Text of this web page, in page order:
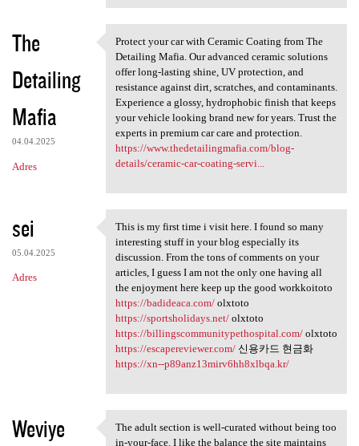
The
Detailing
Mafia
04.04.2025
Adres
Protect your car with Ceramic
Protect your car with Ceramic Coating from The
Detailing Mafia. Our advanced ceramic solutions
offer long-lasting shine, UV protection, and
resistance against dirt, scratches, and contaminants.
Experience a glossy, hydrophobic finish that keeps
your vehicle looking brand new for years. Trust the
experts in premium car care and protection.
https://www.thedetailingmafia.com/blog-
details/ceramic-car-coating-servi...
sei
05.04.2025
Adres
This is my first time i visit
This is my first time i visit here. I found so many
interesting stuff in your blog especially its
discussion. From the tons of comments on your
articles, I guess I am not the only one having all
the enjoyment here keep up the good workkoitoto
https://badideaca.com/olxtoto
https://sportsholidays.net/olxtoto
https://billingscommunitypethospital.com/olxtoto
https://escapereviewer.com/신용카드 현금화
https://xn--p89anz13mirv6hh8xlbqa.kr/
Weviye The adult section is well
The adult section is well-curated without being too
in-your-face. I like the balance the site maintains